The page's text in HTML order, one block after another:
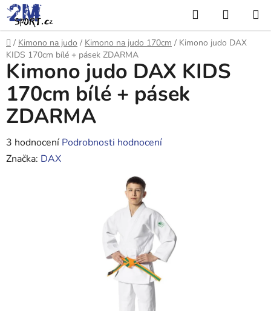
Přejít
na
obsah
Hledat
KOŠÍK
Domů
/ Kimono na judo / Kimono na judo 170cm / Kimono judo DAX
KIDS 170cm bílé + pásek ZDARMA
Kimono judo DAX KIDS
170cm bílé + pásek
ZDARMA
Průměrné
hodnocení
3 hodnocení Podrobnosti hodnocení
Značka: DAX